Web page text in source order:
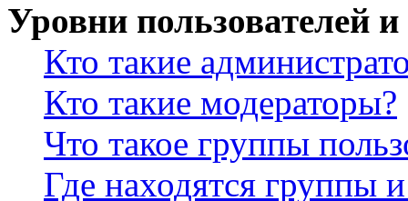
Уровни пользователей
Кто такие
Кто такие модераторы?
Что такое группы
Где находятся группы